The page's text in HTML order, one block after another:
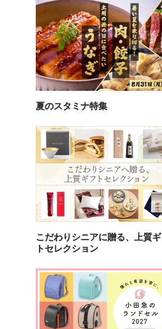
夏のスタミナ特集
こだわりシニアに贈る、上質
トセレクション